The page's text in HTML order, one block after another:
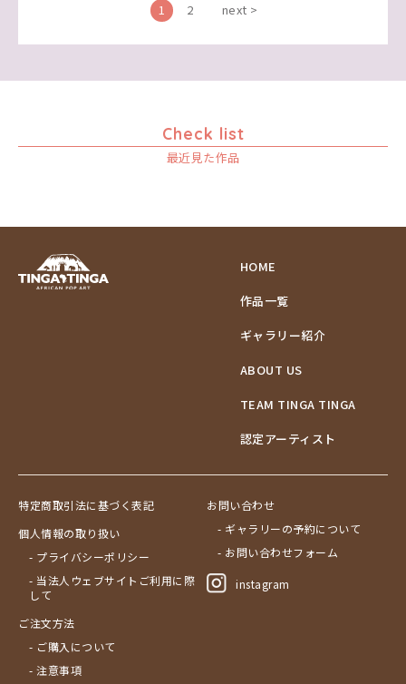
1 2 next >
Check list
最近見た作品
HOME
作品一覧
ギャラリー紹介
ABOUT US
TEAM TINGA TINGA
認定アーティスト
特定商取引法に基づく表記
個人情報の取り扱い
- プライバシーポリシー
- 当法人ウェブサイトご利用に際
して
ご注文方法
- ご購入について
- 注意事項
お問い合わせ
- ギャラリーの予約について
- お問い合わせフォーム
instagram